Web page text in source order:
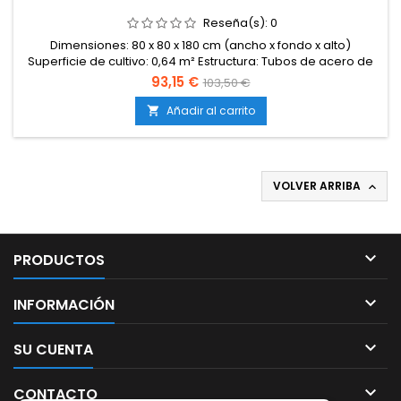
Reseña(s): 0
Dimensiones: 80 x 80 x 180 cm (ancho x fondo x alto)
Superficie de cultivo: 0,64 m² Estructura: Tubos de acero de
16 mm Uniones: Plástico rígido reforzado Revestimiento
interior: Mylar reflectante premium (95 %) Lona exterior: Tela
negra opaca reforzada (versión 2.0) Accesos: Puerta frontal
con cremallera doble Entradas/salidas: Varias bocas
ajustables...
93,15 € 103,50 €
 Añadir al carrito
VOLVER ARRIBA 
PRODUCTOS 
INFORMACIÓN 
SU CUENTA 
CONTACTO 